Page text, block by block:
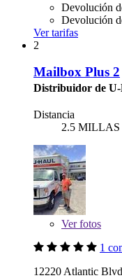
Devolución
Devolución
Ver tarifas
2
Mailbox Plus 2
Distribuidor de
Distancia
2.5 MILLAS
Verfotos
1
12220 Atlantic Blvd